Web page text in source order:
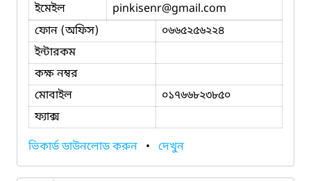
ইমেইল
pinkisenr@gmail.com
ফোন (অফিস)
০৬৬৫২৫৬২২৪
ইন্টারকম
কক্ষ নম্বর
মোবাইল
০১৭৬৬৮২৩৮৫০
ফ্যাক্স
ভিকার্ড ডাউনলোড করুন • দেখুন